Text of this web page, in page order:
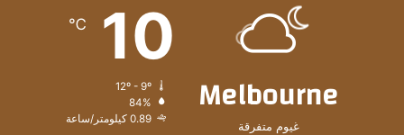
Melbourne
غيوم متفرقة
10
℃
84%
0.89 كيلومتر/ساعة